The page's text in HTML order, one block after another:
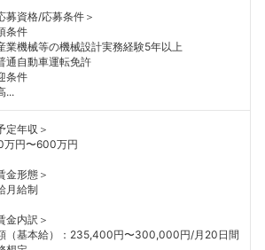
募資格/応募条件＞
条件
業機械等の機械設計実務経験5年以上
通自動車運転免許
条件
...
定年収＞
万円〜600万円
金形態＞
月給制
金内訳＞
（基本給）：235,400円〜300,000円/月20日間